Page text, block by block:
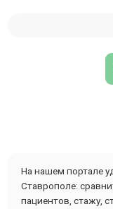
На нашем портале
Ставрополе:
пациентов, стажу,